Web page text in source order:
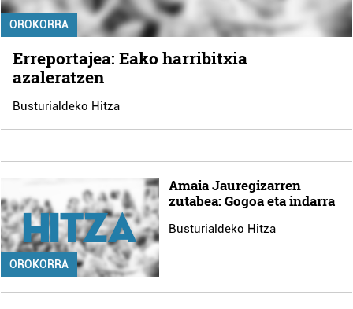
OROKORRA
Erreportajea: Eako harribitxia
azaleratzen
Busturialdeko Hitza
OROKORRA
Amaia Jauregizarren
zutabea: Gogoa eta indarra
Busturialdeko Hitza